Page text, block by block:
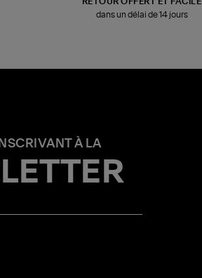
dans un délai de 14 jours
À LA